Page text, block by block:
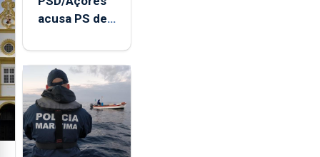
acusa PS de
contraditória"
sobre
evolução
turística